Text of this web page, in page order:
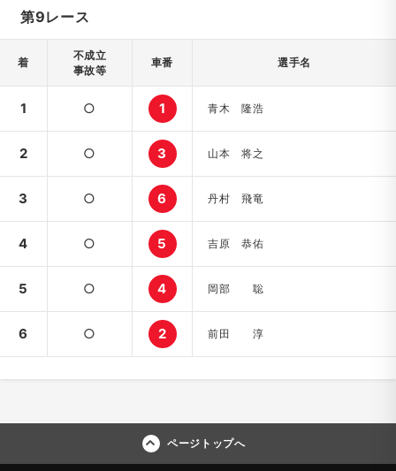
第9レース
着
不成立
事故等
車番 選手名
1 ○ 1 青木 隆浩
2 ○ 3 山本 将之
3 ○ 6 丹村 飛竜
4 ○ 5 吉原 恭佑
5 ○ 4 岡部 聡
6 ○ 2 前田 淳
ページトップへ